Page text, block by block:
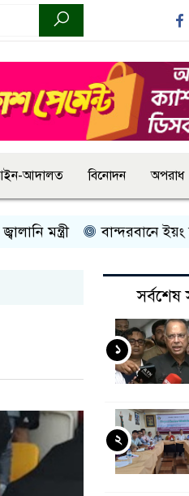
আদালত বিনোদন অপরাধ
বান্দরবানে ইয়ং
সর্বশেষ
১
২